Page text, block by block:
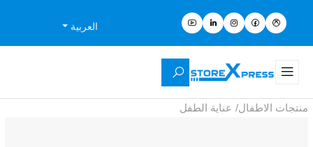
العربية
منتجات الاطفال/ عناية الطفل